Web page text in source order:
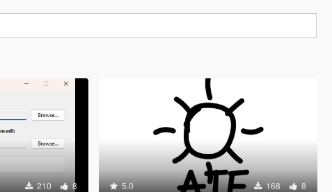
210 8 5.0 168 8